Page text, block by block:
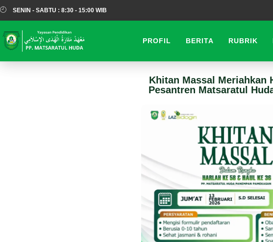
ke
konten
SENIN - SABTU : 8:30 - 15:00 WIB
PROFIL BERITA RUBRIK
Khitan Massal Meriahkan
Pesantren Matsaratul